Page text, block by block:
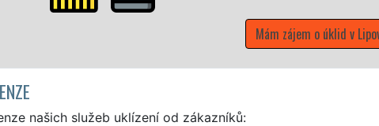
úklid v Lipové
našich služeb uklízení od zákazníků: